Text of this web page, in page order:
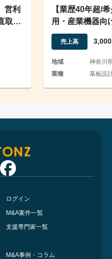
営利
取
【業歴40年超/
用・産業機器向
ーネス加工製造
売上高
地域
神奈川
業種
基板設
ログイン
M&A案件一覧
支援専門家一覧
M&A事例・コラム